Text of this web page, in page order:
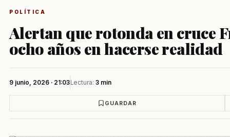
POLÍTICA
Alertan que rotonda en cruce
ocho años en hacerse realidad
9 junio, 2026 · 21:03Lectura: 3 min
GUARDAR